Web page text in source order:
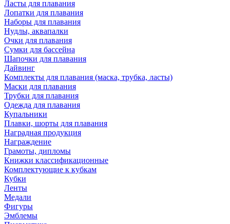
Ласты для плавания
Лопатки для плавания
Наборы для плавания
Нудлы, аквапалки
Очки для плавания
Сумки для бассейна
Шапочки для плавания
Дайвинг
Комплекты для плавания (маска, трубка, ласты)
Маски для плавания
Трубки для плавания
Одежда для плавания
Купальники
Плавки, шорты для плавания
Наградная продукция
Награждение
Грамоты, дипломы
Книжки классификационные
Комплектующие к кубкам
Кубки
Ленты
Медали
Фигуры
Эмблемы